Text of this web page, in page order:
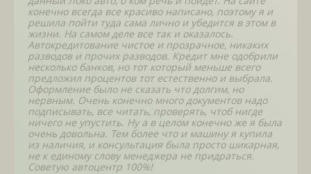
конечно всегда все красиво написано, поэтому я и
решила пойти туда сама лично и убедится в этом в
жизни. На самом деле все так и оказалось.
Автокредитование чистое и прозрачное, никаких
разводов и прочих разводов. Кредит мне одобрили
несколько банков, но тот который меньше всего
предложил процентов тот естественно и выбрала.
Оформление было не сказать что долгим, но
нервным. Очень конечно много документов надо
подписывать, все читать, проверять, чтоб нигде
ничего не упустить. Ну а в целом конечно же я была
очень довольна. Тем более что и машину я купила
из наличия, и консультация была просто шикарная,
не к единому слову менеджера не придраться.
Советую автоцентр 100%!